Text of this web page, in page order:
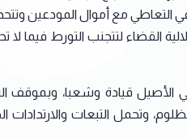
التعاطي مع أموال المودعين
القضاء لتتجنب التورط فيما
الأصيل قيادة وشعبا، وبموقف
التبعات والارتدادات